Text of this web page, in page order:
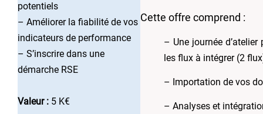
potentiels
– Améliorer la fiabilité de vos
indicateurs de performance
– S’inscrire dans une
démarche RSE
Valeur : 5 K€
Cette offre comprend :
– Une journée
les flux à intégrer (2
– Importation de vos
– Analyses et